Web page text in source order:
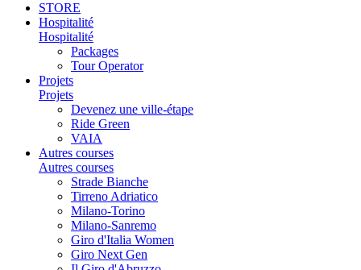
STORE
Hospitalité
Hospitalité
Packages
Tour Operator
Projets
Projets
Devenez une ville-étape
Ride Green
VAIA
Autres courses
Autres courses
Strade Bianche
Tirreno Adriatico
Milano-Torino
Milano-Sanremo
Giro d'Italia Women
Giro Next Gen